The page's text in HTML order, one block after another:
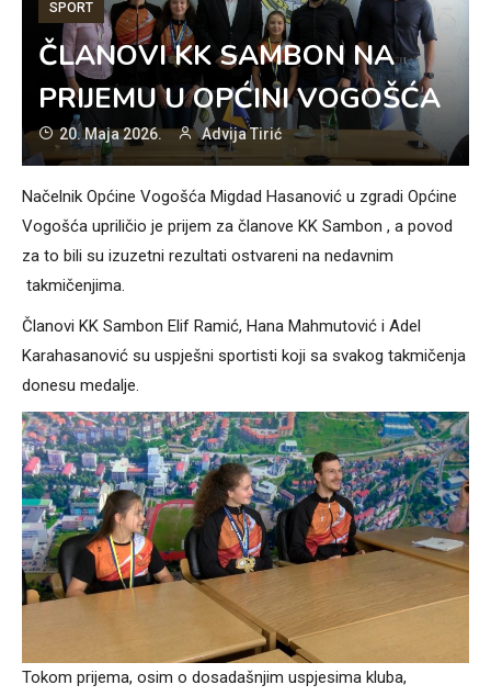
SPORT
ČLANOVI KK SAMBON NA
PRIJEMU U OPĆINI VOGOŠĆA
20. Maja 2026. Advija Tirić
Načelnik Općine Vogošća Migdad Hasanović u zgradi Općine
Vogošća upriličio je prijem za članove KK Sambon , a povod
za to bili su izuzetni rezultati ostvareni na nedavnim
takmičenjima.
Članovi KK Sambon Elif Ramić, Hana Mahmutović i Adel
Karahasanović su uspješni sportisti koji sa svakog takmičenja
donesu medalje.
Tokom prijema, osim o dosadašnjim uspjesima kluba,